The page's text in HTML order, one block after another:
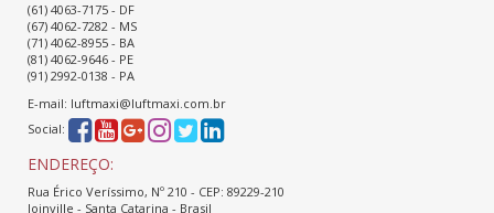
(61) 4063-7175 - DF
(67) 4062-7282 - MS
(71) 4062-8955 - BA
(81) 4062-9646 - PE
(91) 2992-0138 - PA
E-mail: luftmaxi@luftmaxi.com.br
Social:
ENDEREÇO:
Rua Érico Veríssimo, Nº 210 - CEP: 89229-210
Joinville - Santa Catarina - Brasil